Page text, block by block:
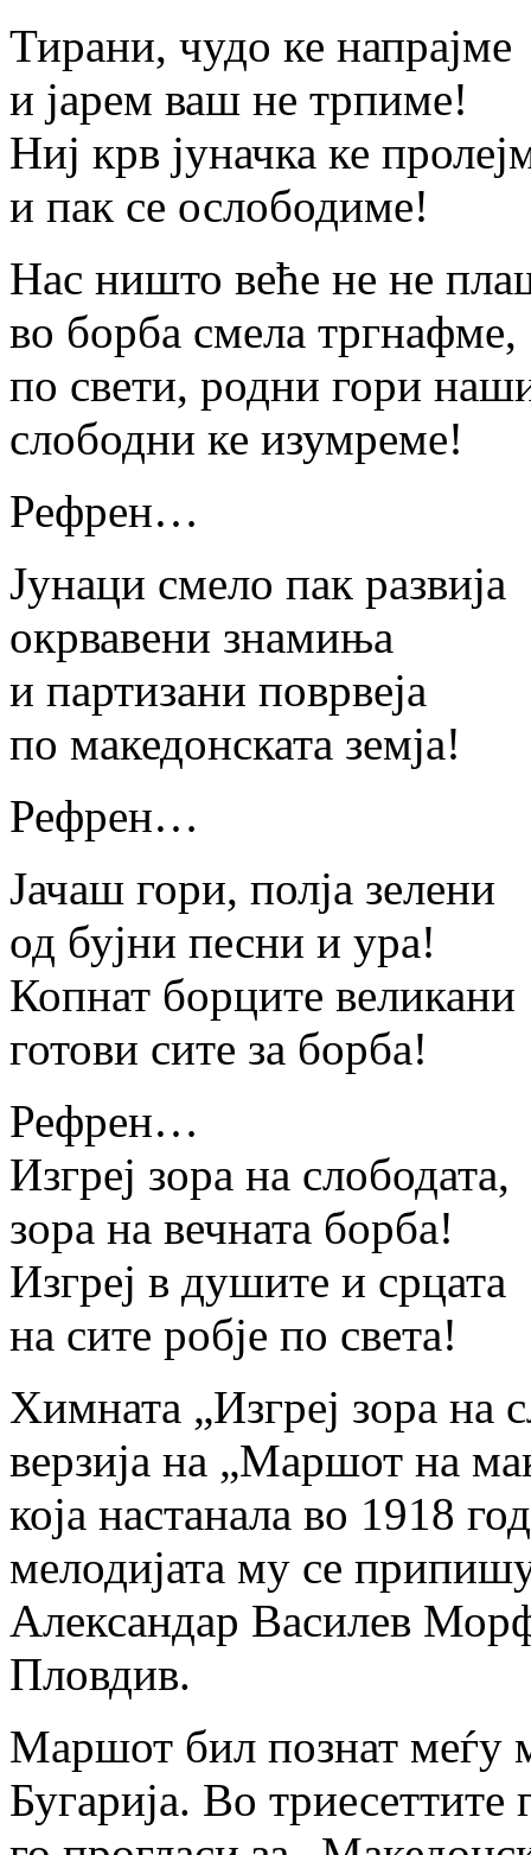
Тирани, чудо ке напрајме
и јарем ваш не трпиме!
Ниј крв јуначка ке
и пак се ослободиме!
Нас ништо веће не не
во борба смела тргнафме,
по свети, родни гори
слободни ке изумреме!
Рефрен…
Јунаци смело пак развија
окрвавени знамиња
и партизани поврвеја
по македонската земја!
Рефрен…
Јачаш гори, полја зелени
од бујни песни и ура!
Копнат борците великани
готови сите за борба!
Рефрен…
Изгреј зора на слободата,
зора на вечната борба!
Изгреј в душите и срцата
на сите робје по света!
Химната „Изгреј зора на
верзија на „Маршот на
која настанала во 1918
мелодијата му се
Александар Василев
Пловдив.
Маршот бил познат меѓу
Бугарија. Во